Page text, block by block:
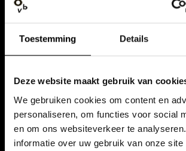
Toestemming Details
Deze website maakt gebruik van
We gebruiken cookies om content en
personaliseren, om functies voor social
en om ons websiteverkeer te
informatie over uw gebruik van onze site
+Read more
THE CREATORS
Maximilian Lohse
VIOLA
Hans-Ludwig Becker
CELLO